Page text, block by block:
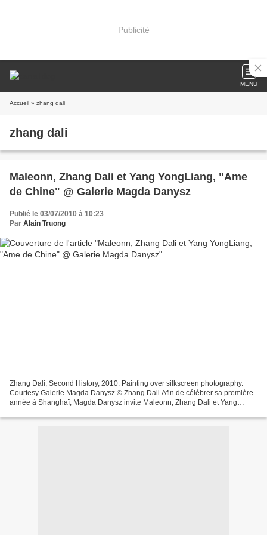
Publicité
MENU
Accueil » zhang dali
zhang dali
Maleonn, Zhang Dali et Yang YongLiang, "Ame
de Chine" @ Galerie Magda Danysz
Publié le 03/07/2010 à 10:23
Par Alain Truong
Zhang Dali, Second History, 2010. Painting over silkscreen photography.
Courtesy Galerie Magda Danysz © Zhang Dali Afin de célébrer sa première
année à Shanghaï, Magda Danysz invite Maleonn, Zhang Dali et Yang